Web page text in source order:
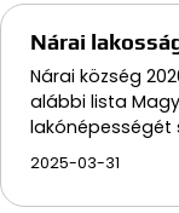
Nárai
Nárai község
alábbi lista
lakónépességét
2025-03-31